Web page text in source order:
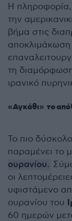
Η
την
βήμα στις
αποκλιμάκωση
τη
ιρανικό
«Αγκάθι» το
Το πιο
παραμένει το
ουρανίου.
οι
υφιστάμενο
ουρανίου του
60 ημερών